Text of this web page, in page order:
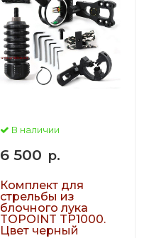
В наличии
6 500 р.
Комплект для
стрельбы из
блочного лука
TOPOINT TP1000.
Цвет черный